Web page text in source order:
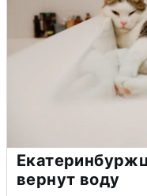
вернут воду